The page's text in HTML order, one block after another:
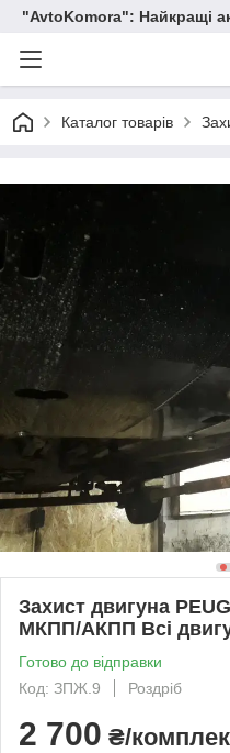
"AvtoKomora": Найкращі
Каталог товарів
Захист двигуна
МКПП/АКПП Всі
Готово до відправки
Код: ЗПЖ.9
Роздріб
2 700 ₴/